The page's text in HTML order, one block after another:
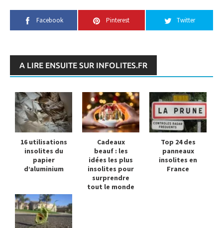
Facebook Pinterest Twitter
A LIRE ENSUITE SUR INFOLITES.FR
16 utilisations
insolites du
papier
d’aluminium
Cadeaux
beauf : les
idées les plus
insolites pour
surprendre
tout le monde
Top 24 des
panneaux
insolites en
France